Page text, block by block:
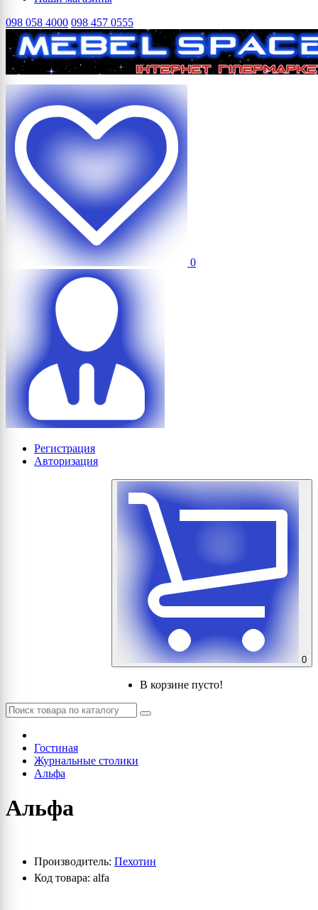
098 058 4000 098 457 0555
0
Регистрация
Авторизация
0
В корзине пусто!
Гостиная
Журнальные столики
Альфа
Альфа
Производитель: Пехотин
Код товара: alfa